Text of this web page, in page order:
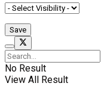
No Result
View All Result